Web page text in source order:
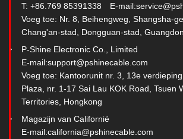
T: +86.769 85391338
E-mail:
Voeg toe: Nr. 8, Beihengweg, Shangsha-
Chang'an-stad, Dongguan-stad,
P-Shine Electronic Co., Limited
E-mail:support@pshinecable.com
Voeg toe: Kantoorunit nr. 3, 13e
Plaza, nr. 1-17 Sai Lau KOK Road, Tsuen
Territories, Hongkong
Magazijn van Californië
E-mail:california@pshinecable.com